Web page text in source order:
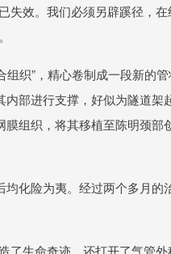
失效。我们必须另辟蹊径，
织”，精心卷制成一段新的
部进行支撑，好似为隧道架
膜组织，将其移植至陈明颈部
化险为夷。经过两个多月的